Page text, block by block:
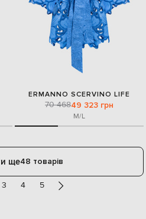
ERMANNO SCERVINO LIFE
70 46849 323 грн
M/L
ще48 товарів
3 4 5